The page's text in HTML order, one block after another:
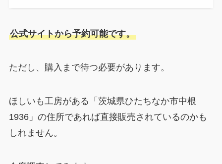
公式サイトから予約可能です。
ただし、購入まで待つ必要があります。
ほしいも工房がある「茨城県ひたちなか市中根
1936」の住所であれば直接販売されているのかも
しれません。